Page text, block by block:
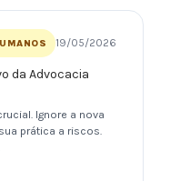
19/05/2026
da Advocacia
Ignore a nova
prática a riscos.